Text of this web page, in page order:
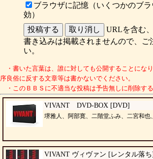
ブラウザに記憶（いくつかのブ
効）
URLを含む
書き込みは掲載されませんので、ご
い。
・書いた言葉は、誰に対しても公開することにな
序良俗に反する文章等は書かないでください。
・このＢＢＳに不適当な投稿は予告無しに削除する
VIVANT DVD-BOX [DVD]
堺雅人、阿部寛、二階堂ふみ、二宮和也
VIVANT ヴィヴァン [レンタル落